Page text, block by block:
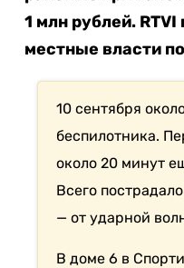
1 млн рублей.
местные власти
10 сентября
беспилотника.
около 20 минут
Всего
— от ударной
В доме 6 в